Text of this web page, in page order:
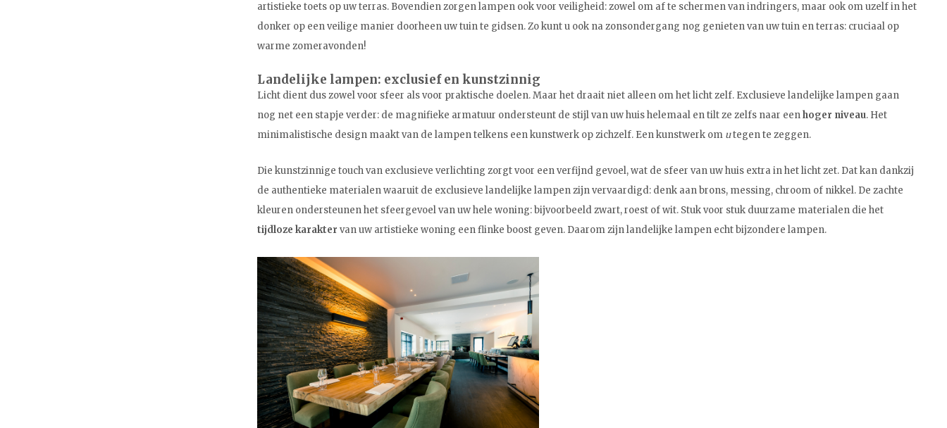
artistieke toets op uw terras. Bovendien zorgen lampen ook voor veiligheid: zowel om af te schermen van indringers, maar ook om uzelf in het
donker op een veilige manier doorheen uw tuin te gidsen. Zo kunt u ook na zonsondergang nog genieten van uw tuin en terras: cruciaal op
warme zomeravonden!
Landelijke lampen: exclusief en kunstzinnig
Licht dient dus zowel voor sfeer als voor praktische doelen. Maar het draait niet alleen om het licht zelf. Exclusieve landelijke lampen gaan
nog net een stapje verder: de magnifieke armatuur ondersteunt de stijl van uw huis helemaal en tilt ze zelfs naar eenhoger niveau. Het
minimalistische design maakt van de lampen telkens een kunstwerk op zichzelf. Een kunstwerk om utegen te zeggen.
Die kunstzinnige touch van exclusieve verlichting zorgt voor een verfijnd gevoel, wat de sfeer van uw huis extra in het licht zet. Dat kan dankzij
de authentieke materialen waaruit de exclusieve landelijke lampen zijn vervaardigd: denk aan brons, messing, chroom of nikkel. De zachte
kleuren ondersteunen het sfeergevoel van uw hele woning: bijvoorbeeld zwart, roest of wit. Stuk voor stuk duurzame materialen die het
tijdloze karakter van uw artistieke woning een flinke boost geven. Daarom zijn landelijke lampen echt bijzondere lampen.